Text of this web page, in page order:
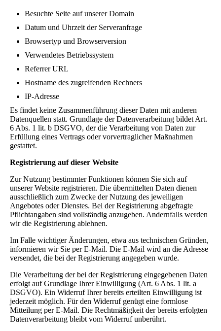
Besuchte Seite auf unserer Domain
Datum und Uhrzeit der Serveranfrage
Browsertyp und Browserversion
Verwendetes Betriebssystem
Referrer URL
Hostname des zugreifenden Rechners
IP-Adresse
Es findet keine Zusammenführung dieser Daten mit anderen
Datenquellen statt. Grundlage der Datenverarbeitung bildet Art.
6 Abs. 1 lit. b DSGVO, der die Verarbeitung von Daten zur
Erfüllung eines Vertrags oder vorvertraglicher Maßnahmen
gestattet.
Registrierung auf dieser Website
Zur Nutzung bestimmter Funktionen können Sie sich auf
unserer Website registrieren. Die übermittelten Daten dienen
ausschließlich zum Zwecke der Nutzung des jeweiligen
Angebotes oder Dienstes. Bei der Registrierung abgefragte
Pflichtangaben sind vollständig anzugeben. Andernfalls werden
wir die Registrierung ablehnen.
Im Falle wichtiger Änderungen, etwa aus technischen Gründen,
informieren wir Sie per E-Mail. Die E-Mail wird an die Adresse
versendet, die bei der Registrierung angegeben wurde.
Die Verarbeitung der bei der Registrierung eingegebenen Daten
erfolgt auf Grundlage Ihrer Einwilligung (Art. 6 Abs. 1 lit. a
DSGVO). Ein Widerruf Ihrer bereits erteilten Einwilligung ist
jederzeit möglich. Für den Widerruf genügt eine formlose
Mitteilung per E-Mail. Die Rechtmäßigkeit der bereits erfolgten
Datenverarbeitung bleibt vom Widerruf unberührt.